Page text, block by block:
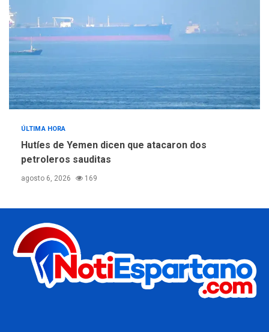
ÚLTIMA HORA
Hutíes de Yemen dicen que atacaron dos
petroleros sauditas
agosto 6, 2026 169